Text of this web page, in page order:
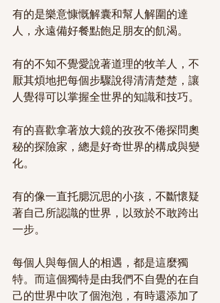
有的是樂意慷慨解囊和幫人解圍的達
人，永遠備好餐點飽足朋友的飢渴。
有的不知不覺愛說著道理的牧羊人，不
厭其煩地把每個步驟說得清清楚楚，讓
人覺得可以掌握全世界的知識和技巧。
有的喜歡拿著放大鏡的孜孜不倦探問奧
秘的探險家，總是好奇世界的構成與變
化。
有的像一直托腮沉思的小孩，不斷懷疑
著自己所認識的世界，以致於不敢跨出
一步。
每個人與每個人的相遇，都是這麼獨
特。而這個獨特是由我們不自覺的在自
己的世界中吹了個泡泡，有時還添加了